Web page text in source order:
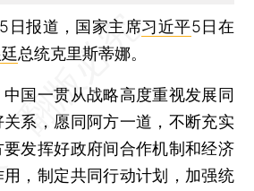
报道，国家主席习近平5日在
总统克里斯蒂娜。
一贯从战略高度重视发展同
系，愿同阿方一道，不断充实
发挥好政府间合作机制和经济
，制定共同行动计划，加强统